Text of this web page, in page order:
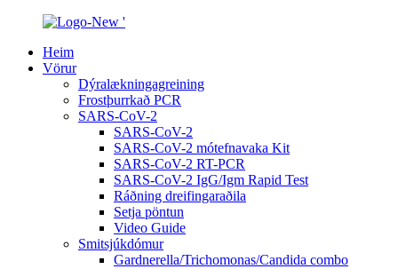
Heim
Vörur
Dýralækningagreining
Frostþurrkað PCR
SARS-CoV-2
SARS-CoV-2
SARS-CoV-2 mótefnavaka Kit
SARS-CoV-2 RT-PCR
SARS-CoV-2 IgG/Igm Rapid Test
Ráðning dreifingaraðila
Setja pöntun
Video Guide
Smitsjúkdómur
Gardnerella/Trichomonas/Candida combo